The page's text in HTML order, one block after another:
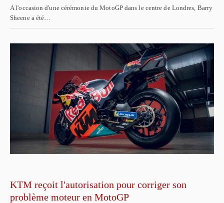
A l'occasion d'une cérémonie du MotoGP dans le centre de Londres, Barry
Sheene a été…
KTM reçoit l'autorisation pour corriger son
problème moteur en MotoGP